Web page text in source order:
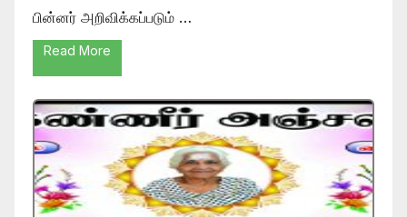
பின்னர் அறிவிக்கப்படும் …
Read More